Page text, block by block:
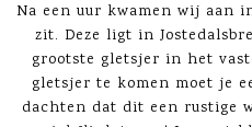
Na een uur kwamen wij aan
zit. Deze ligt in
grootste gletsjer in het
gletsjer te komen moet je
dachten dat dit een rustige